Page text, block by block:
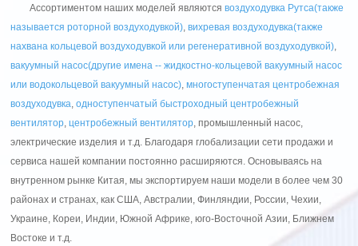
Ассортиментом наших моделей являютсявоздуходувка Рутса(также
называется роторной воздуходувкой),вихревая воздуходувка(также
нахвана кольцевой воздуходувкой или регенеративной воздуходувкой),
вакуумный насос(другие имена -- жидкостно-кольцевой вакуумный насос
или водокольцевой вакуумный насос),многоступенчатая центробежная
воздуходувка,одноступенчатый быстроходный центробежный
вентилятор,центробежный вентилятор, промышленный насос,
электрические изделия и т.д. Благодаря глобализации сети продажи и
сервиса нашей компании постоянно расширяются. Основываясь на
внутренном рынке Китая, мы экспортируем наши модели в более чем 30
районах и странах, как США, Австралии, Финляндии, России, Чехии,
Украине, Кореи, Индии, Южной Африке, юго-Восточной Азии, Ближнем
Востоке и т.д.